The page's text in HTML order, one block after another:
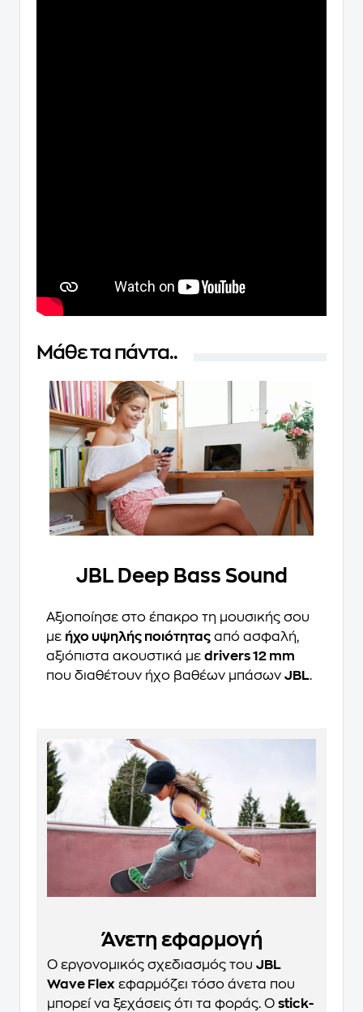
Μάθε τα πάντα..
JBL Deep Bass Sound
Αξιοποίησε στο έπακρο τη μουσικής σου
με ήχο υψηλής ποιότητας από ασφαλή,
αξιόπιστα ακουστικά με drivers 12 mm
που διαθέτουν ήχο βαθέων μπάσων JBL.
Άνετη εφαρμογή
Ο εργονομικός σχεδιασμός του JBL
Wave Flex εφαρμόζει τόσο άνετα που
μπορεί να ξεχάσεις ότι τα φοράς. Ο stick-